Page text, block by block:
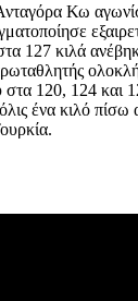
Κω
127 κιλά
στα 120, 124 και
ένα κιλό